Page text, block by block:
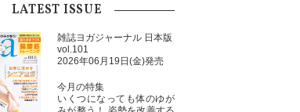
LATEST ISSUE
雑誌ヨガジャーナル 日本版
vol.101
2026年06月19日(金)発売
今月の特集
いくつになっても体のゆが